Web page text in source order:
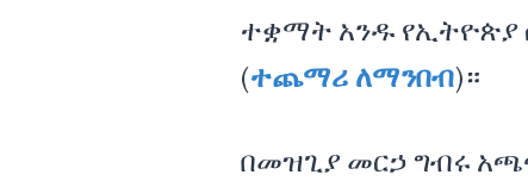
ተቋማት አንዱ የኢትዮጵያ
(ተጨማሪ ለማንበብ)።
በመዝጊያ መርኃ ግብሩ